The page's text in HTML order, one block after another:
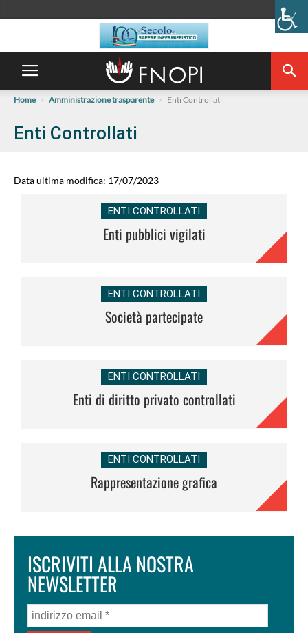
Home Amministrazione trasparente Enti Controllati
Enti Controllati
Data ultima modifica: 17/07/2023
ENTI CONTROLLATI
Enti pubblici vigilati
ENTI CONTROLLATI
Società partecipate
ENTI CONTROLLATI
Enti di diritto privato controllati
ENTI CONTROLLATI
Rappresentazione grafica
ISCRIVITI ALLA NOSTRA
NEWSLETTER
indirizzo
email